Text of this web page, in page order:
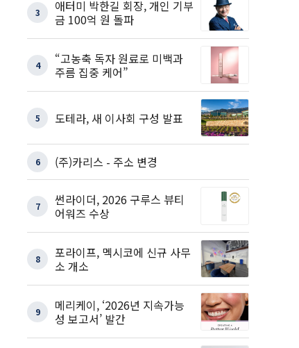
3
애터미 박한길 회장, 개인 기부
금 100억 원 돌파
4
“고농축 독자 원료로 미백과
주름 집중 케어”
5 도테라, 새 이사회 구성 발표
6 (주)카리스 - 주소 변경
7
썬라이더, 2026 구루스 뷰티
어워즈 수상
8
포라이프, 멕시코에 신규 사무
소 개소
9
메리케이, ‘2026년 지속가능
성 보고서’ 발간